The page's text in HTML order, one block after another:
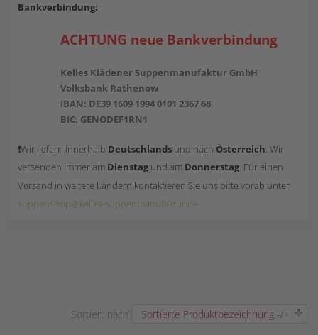
Bankverbindung:
ACHTUNG neue Bankverbindung
Kelles Klädener Suppenmanufaktur GmbH
Volksbank Rathenow
IBAN: DE39 1609 1994 0101 2367 68
BIC: GENODEF1RN1
❗Wir liefern innerhalb Deutschlands und nach Österreich. Wir
versenden immer am Dienstag und am Donnerstag. Für einen
Versand in weitere Ländern kontaktieren Sie uns bitte vorab unter
suppenshop@kelles-suppenmanufaktur.de
Sortiert nach Sortierte Produktbezeichnung -/+